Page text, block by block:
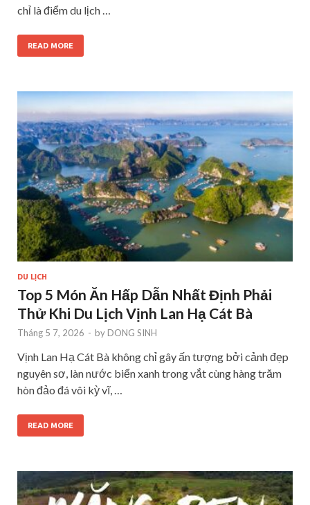
chỉ là điểm du lịch …
READ MORE
DU LỊCH
Top 5 Món Ăn Hấp Dẫn Nhất Định Phải
Thử Khi Du Lịch Vịnh Lan Hạ Cát Bà
Tháng 5 7, 2026 - by DONG SINH
Vịnh Lan Hạ Cát Bà không chỉ gây ấn tượng bởi cảnh đẹp
nguyên sơ, làn nước biển xanh trong vắt cùng hàng trăm
hòn đảo đá vôi kỳ vĩ, …
READ MORE